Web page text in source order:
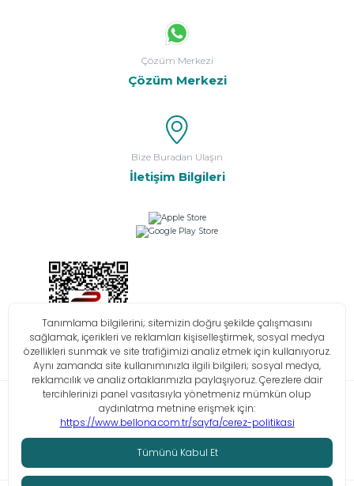
Çözüm Merkezi
Çözüm Merkezi
Bize Buradan Ulaşın
İletişim Bilgileri
Bilgi Toplumu Hizmetleri KVKK Çerez Politikası İşlem Rehberi